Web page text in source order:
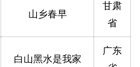
山乡春早
甘肃
省
白山黑水是我家
广东